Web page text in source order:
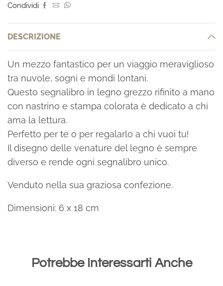
Condividi
DESCRIZIONE
Un mezzo fantastico per un viaggio meraviglioso
tra nuvole, sogni e mondi lontani.
Questo segnalibro in legno grezzo rifinito a mano
con nastrino e stampa colorata è dedicato a chi
ama la lettura.
Perfetto per te o per regalarlo a chi vuoi tu!
Il disegno delle venature del legno è sempre
diverso e rende ogni segnalibro unico.
Venduto nella sua graziosa confezione.
Dimensioni: 6 x 18 cm
Potrebbe Interessarti Anche